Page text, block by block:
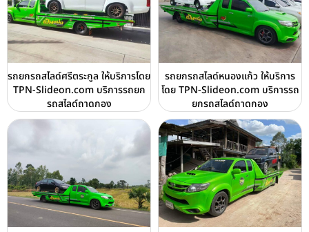
รถยกรถสไลด์ศรีตระกูล ให้บริการโดย
TPN-Slideon.com บริการรถยก
รถสไลด์ถาดกอง
รถยกรถสไลด์หนองแก้ว ให้บริการ
โดย TPN-Slideon.com บริการรถ
ยกรถสไลด์ถาดกอง